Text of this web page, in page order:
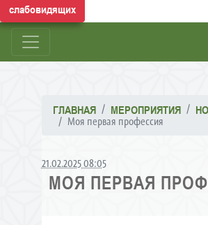
слабовидящих
ГЛАВНАЯ МЕРОПРИЯТИЯ
Моя первая профессия
21.02.2025 08:05
МОЯ ПЕРВАЯ